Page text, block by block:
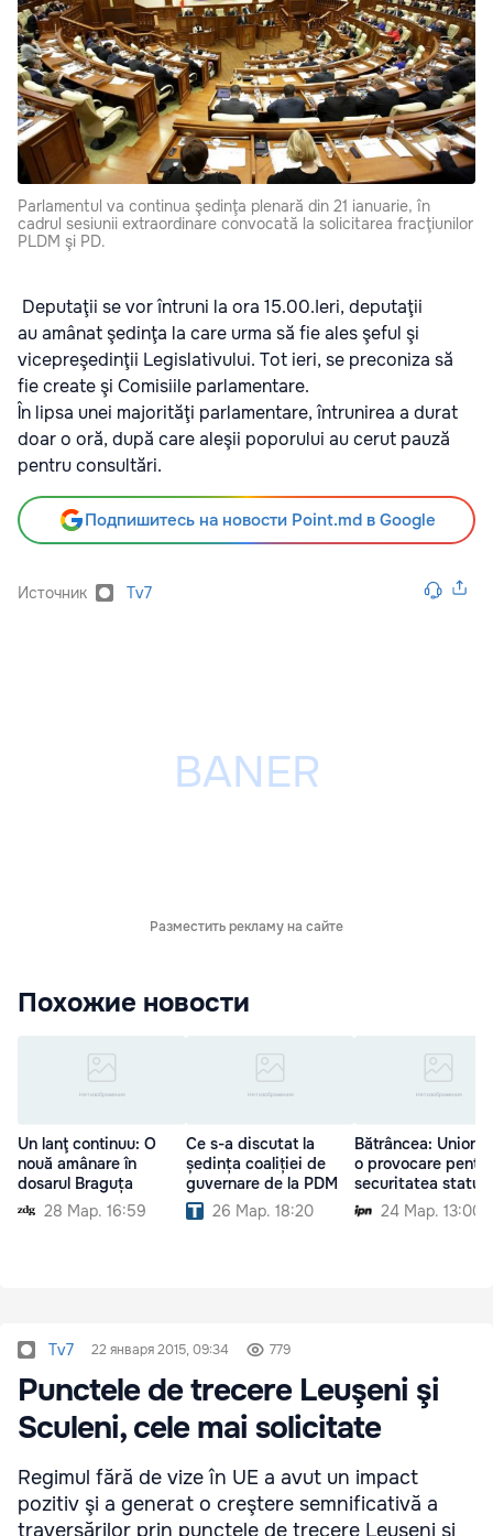
Parlamentul va continua şedinţa plenară din 21 ianuarie, în
cadrul sesiunii extraordinare convocată la solicitarea fracţiunilor
PLDM şi PD.
Deputaţii se vor întruni la ora 15.00.Ieri, deputaţii
au amânat şedinţa la care urma să fie ales şeful şi
vicepreşedinţii Legislativului. Tot ieri, se preconiza să
fie create şi Comisiile parlamentare.
În lipsa unei majorităţi parlamentare, întrunirea a durat
doar o oră, după care aleşii poporului au cerut pauză
pentru consultări.
Подпишитесь на новости Point.md в Google
Источник Tv7
Разместить рекламу на сайте
Похожие новости
Un lanţ continuu: O
nouă amânare în
dosarul Braguța
28 Мар. 16:59
Ce s-a discutat la
ședința coaliției de
guvernare de la PDM
26 Мар. 18:20
Bătrâncea:
o provocare pentru
securitatea
24 Мар. 13:00
Tv7 22 января 2015, 09:34 779
Punctele de trecere Leuşeni şi
Sculeni, cele mai solicitate
Regimul fără de vize în UE a avut un impact
pozitiv şi a generat o creştere semnificativă a
traversărilor prin punctele de trecere Leuşeni şi